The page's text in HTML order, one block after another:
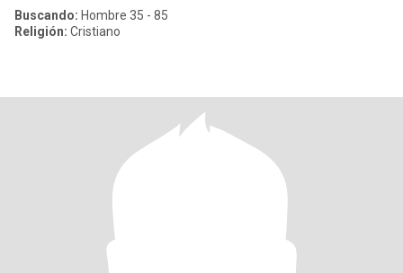
Buscando: Hombre 35 - 85
Religión: Cristiano